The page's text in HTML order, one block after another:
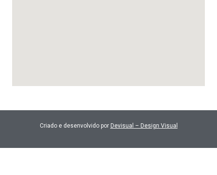
Criado e desenvolvido por Devisual – Design Visual